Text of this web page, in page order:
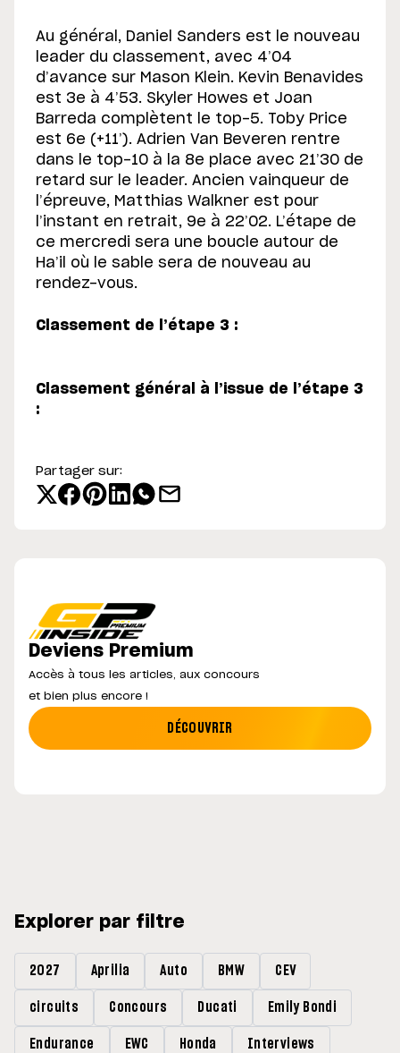
Au général, Daniel Sanders est le nouveau
leader du classement, avec 4’04
d’avance sur Mason Klein. Kevin Benavides
est 3e à 4’53. Skyler Howes et Joan
Barreda complètent le top-5. Toby Price
est 6e (+11’). Adrien Van Beveren rentre
dans le top-10 à la 8e place avec 21’30 de
retard sur le leader. Ancien vainqueur de
l’épreuve, Matthias Walkner est pour
l’instant en retrait, 9e à 22’02. L’étape de
ce mercredi sera une boucle autour de
Ha’il où le sable sera de nouveau au
rendez-vous.
Classement de l’étape 3 :
Classement général à l’issue de l’étape 3
:
Partager sur:
Deviens Premium
Accès à tous les articles, aux concours
et bien plus encore !
DÉCOUVRIR
Explorer par filtre
2027 Aprilia Auto BMW CEV
circuits Concours Ducati Emily Bondi
Endurance EWC Honda Interviews